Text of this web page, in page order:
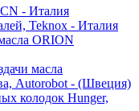
- Италия
Teknox - Италия
ORION
масла
Autorobot - (Швеция)
колодок Hunger,